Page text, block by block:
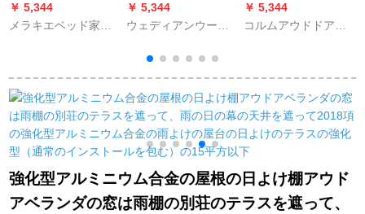
￥ 5,344
メラキエベッド家庭
れマット厚め昼休み
ベッド折りたたみ畳
み携帯ベッドダンベ
ル高床【ベルベトベ
ージュ】幅137+ポン
プ内蔵
￥ 5,344
ウェディアンウード
くの人がキャンプを
します。日覆いビー
チ日焼け防止防水天
井ライフル緑相白
￥ 5,344
コルムアウドドア付
動テート2 mx 2 mx
1.3 m Z 2セット
強化型アルミニウム合金の屋根の日よけ棚アウド
アベランダの窓は雨棚の別荘のテラスを遮って、